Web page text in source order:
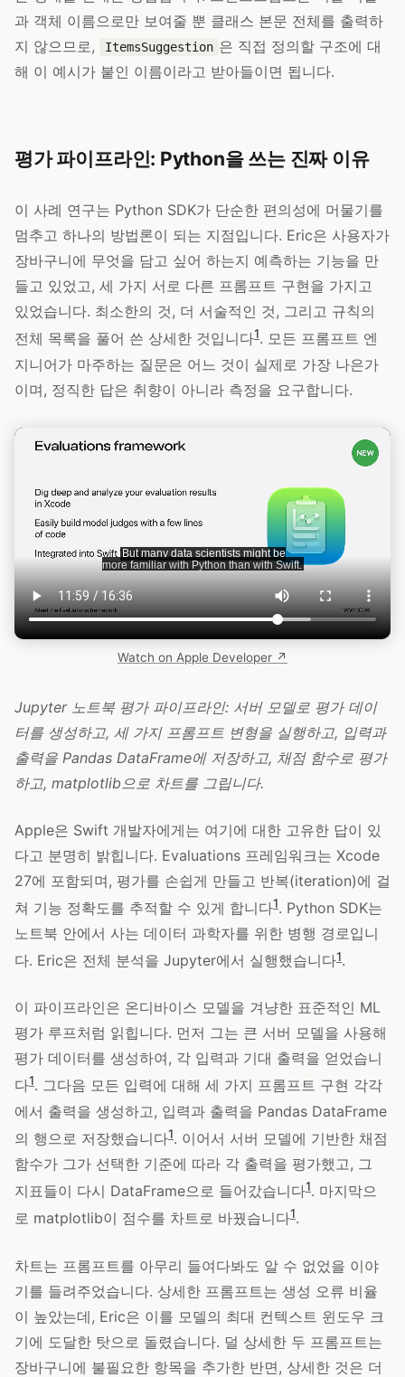
과 객체 이름으로만 보여줄 뿐 클래스 본문 전체를 출력하
지 않으므로,
ItemsSuggestion 은 직접 정의할 구조에 대
해 이 예시가 붙인 이름이라고 받아들이면 됩니다.
평가 파이프라인: Python을 쓰는 진짜 이유
이 사례 연구는 Python SDK가 단순한 편의성에 머물기를
멈추고 하나의 방법론이 되는 지점입니다. Eric은 사용자가
장바구니에 무엇을 담고 싶어 하는지 예측하는 기능을 만
들고 있었고, 세 가지 서로 다른 프롬프트 구현을 가지고
있었습니다. 최소한의 것, 더 서술적인 것, 그리고 규칙의
전체 목록을 풀어 쓴 상세한 것입니다1. 모든 프롬프트 엔
지니어가 마주하는 질문은 어느 것이 실제로 가장 나은가
이며, 정직한 답은 취향이 아니라 측정을 요구합니다.
Watch on Apple Developer ↗
Jupyter 노트북 평가 파이프라인: 서버 모델로 평가 데이
터를 생성하고, 세 가지 프롬프트 변형을 실행하고, 입력과
출력을 Pandas DataFrame에 저장하고, 채점 함수로 평가
하고, matplotlib으로 차트를 그립니다.
Apple은 Swift 개발자에게는 여기에 대한 고유한 답이 있
다고 분명히 밝힙니다. Evaluations 프레임워크는 Xcode
27에 포함되며, 평가를 손쉽게 만들고 반복(iteration)에 걸
쳐 기능 정확도를 추적할 수 있게 합니다1. Python SDK는
노트북 안에서 사는 데이터 과학자를 위한 병행 경로입니
다. Eric은 전체 분석을 Jupyter에서 실행했습니다1.
이 파이프라인은 온디바이스 모델을 겨냥한 표준적인 ML
평가 루프처럼 읽힙니다. 먼저 그는 큰 서버 모델을 사용해
평가 데이터를 생성하여, 각 입력과 기대 출력을 얻었습니
다1. 그다음 모든 입력에 대해 세 가지 프롬프트 구현 각각
에서 출력을 생성하고, 입력과 출력을 Pandas DataFrame
의 행으로 저장했습니다1. 이어서 서버 모델에 기반한 채점
함수가 그가 선택한 기준에 따라 각 출력을 평가했고, 그
지표들이 다시 DataFrame으로 들어갔습니다1. 마지막으
로 matplotlib이 점수를 차트로 바꿨습니다1.
차트는 프롬프트를 아무리 들여다봐도 알 수 없었을 이야
기를 들려주었습니다. 상세한 프롬프트는 생성 오류 비율
이 높았는데, Eric은 이를 모델의 최대 컨텍스트 윈도우 크
기에 도달한 탓으로 돌렸습니다. 덜 상세한 두 프롬프트는
장바구니에 불필요한 항목을 추가한 반면, 상세한 것은 더